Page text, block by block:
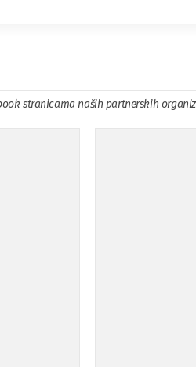
stranicama naših partnerskih